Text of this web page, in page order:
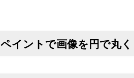
ペイントで画像を円で丸